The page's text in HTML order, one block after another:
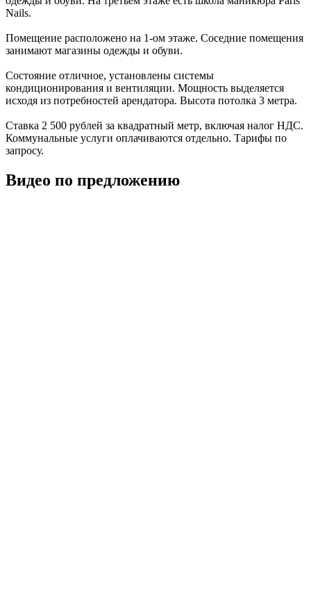
Nails.
Помещение расположено на 1-ом этаже. Соседние помещения
занимают магазины одежды и обуви.
Состояние отличное, установлены системы
кондиционирования и вентиляции. Мощность выделяется
исходя из потребностей арендатора. Высота потолка 3 метра.
Ставка 2 500 рублей за квадратный метр, включая налог НДС.
Коммунальные услуги оплачиваются отдельно. Тарифы по
запросу.
Видео по предложению